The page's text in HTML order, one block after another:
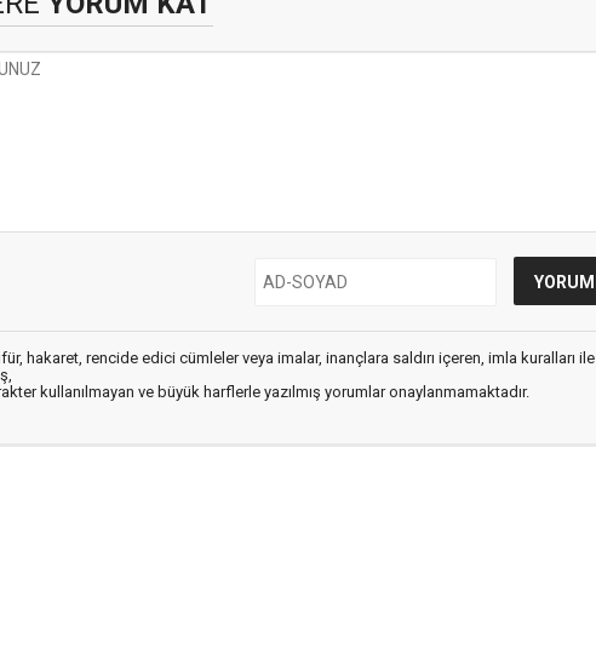
hakaret, rencide edici cümleler veya imalar, inançlara saldırı içeren, imla kuralları ile
kullanılmayan ve büyük harflerle yazılmış yorumlar onaylanmamaktadır.